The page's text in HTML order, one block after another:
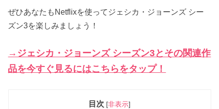
ぜひあなたもNetflixを使ってジェシカ・ジョーンズ シー
ズン3を楽しみましょう！
→ジェシカ・ジョーンズ シーズン3とその関連作
品を今すぐ見るにはこちらをタップ！
目次 [非表示]